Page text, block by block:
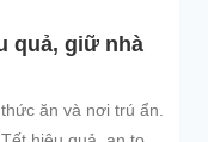
quả, giữ nhà
ăn và nơi trú ẩn.